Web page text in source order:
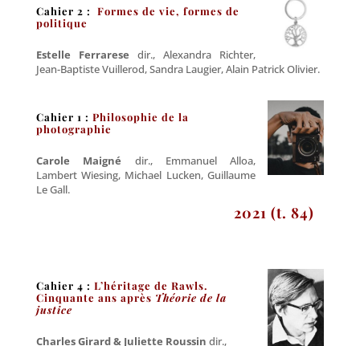
Cahier 2 : Formes de vie, formes de
politique
Estelle Ferrarese dir., Alexandra Richter,
Jean-Baptiste Vuillerod, Sandra Laugier, Alain Patrick Olivier.
Cahier 1 : Philosophie de la
photographie
Carole Maigné dir., Emmanuel Alloa,
Lambert Wiesing, Michael Lucken, Guillaume
Le Gall.
2021 (t. 84)
Cahier 4 : L’héritage de Rawls.
Cinquante ans après Théorie de la
justice
Charles Girard & Juliette Roussin dir.,